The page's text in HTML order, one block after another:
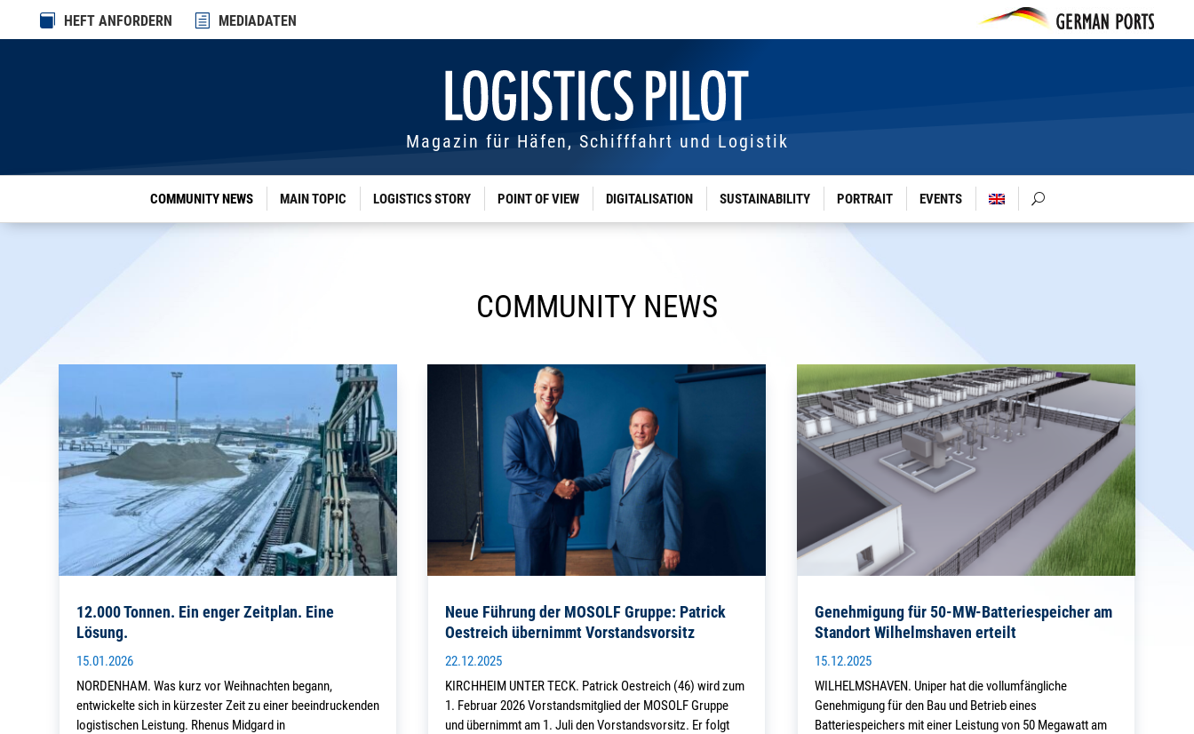
 HEFT ANFORDERN h MEDIADATEN
Magazin für Häfen, Schifffahrt und Logistik
COMMUNITY NEWS MAIN TOPIC LOGISTICS STORY POINT OF VIEW DIGITALISATION SUSTAINABILITY PORTRAIT EVENTS
COMMUNITY NEWS
12.000 Tonnen. Ein enger Zeitplan. Eine
Lösung.
15.01.2026
NORDENHAM. Was kurz vor Weihnachten begann,
entwickelte sich in kürzester Zeit zu einer beeindruckenden
logistischen Leistung. Rhenus Midgard in
Neue Führung der MOSOLF Gruppe: Patrick
Oestreich übernimmt Vorstandsvorsitz
22.12.2025
KIRCHHEIM UNTER TECK. Patrick Oestreich (46) wird zum
1. Februar 2026 Vorstandsmitglied der MOSOLF Gruppe
und übernimmt am 1. Juli den Vorstandsvorsitz. Er folgt
Genehmigung für 50-MW-Batteriespeicher am
Standort Wilhelmshaven erteilt
15.12.2025
WILHELMSHAVEN. Uniper hat die vollumfängliche
Genehmigung für den Bau und Betrieb eines
Batteriespeichers mit einer Leistung von 50 Megawatt am